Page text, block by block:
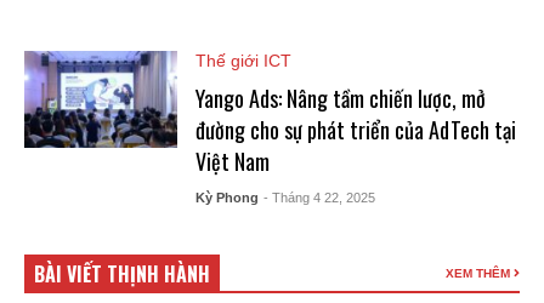
Thế giới ICT
Yango Ads: Nâng tầm chiến lược, mở
đường cho sự phát triển của AdTech tại
Việt Nam
Kỳ Phong - Tháng 4 22, 2025
BÀI VIẾT THỊNH HÀNH XEM THÊM